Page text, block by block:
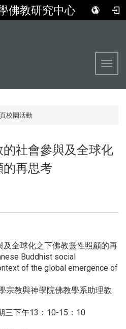
佛教研究中心
校園活動
的社會參與及全球化
的再思考
全球化之下佛教靈性照顧的再
Buddhist social
of the global emergence of
宗教與神學院佛教學系助理教
三下午13：10-15：10